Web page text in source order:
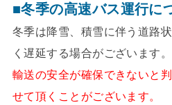
■冬季の高速バス運行に
冬季は降雪、積雪に伴う道路
く遅延する場合がございます。
輸送の安全が確保できないと
せて頂くことがございます。